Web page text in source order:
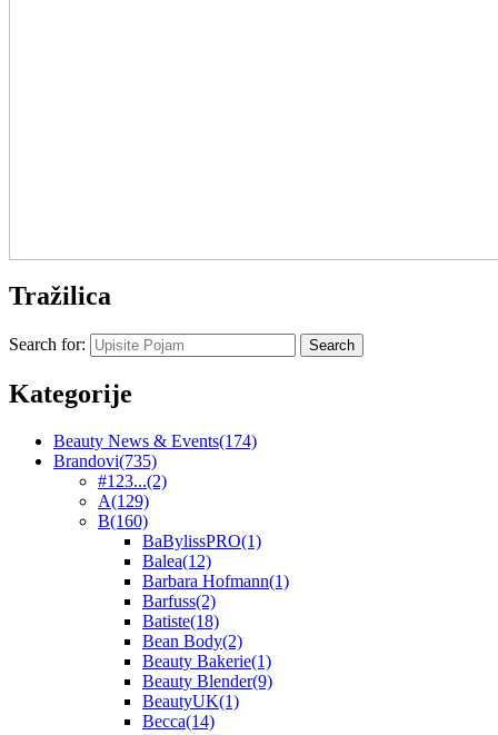
Tražilica
Search for:
Kategorije
Beauty News & Events(174)
Brandovi(735)
#123...(2)
A(129)
B(160)
BaBylissPRO(1)
Balea(12)
Barbara Hofmann(1)
Barfuss(2)
Batiste(18)
Bean Body(2)
Beauty Bakerie(1)
Beauty Blender(9)
BeautyUK(1)
Becca(14)